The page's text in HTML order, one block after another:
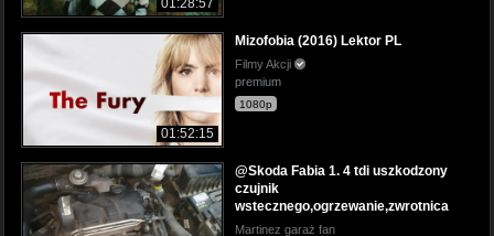
01:28:57
01:52:15
Mizofobia (2016) Lektor PL
Filmy Akcji
premium
1080p
@Skoda Fabia 1. 4 tdi uszkodzony
czujnik
wstecznego,ogrzewanie,zwrotnica
Martinez garaż fan